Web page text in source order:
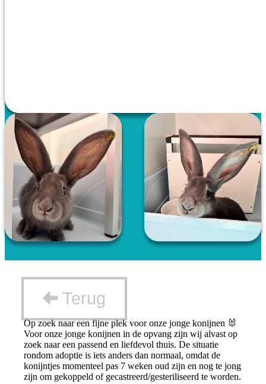
Terug
Op zoek naar een fijne plek voor onze jonge konijnen 🐰
Voor onze jonge konijnen in de opvang zijn wij alvast op
zoek naar een passend en liefdevol thuis. De situatie
rondom adoptie is iets anders dan normaal, omdat de
konijntjes momenteel pas 7 weken oud zijn en nog te jong
zijn om gekoppeld of gecastreerd/gesteriliseerd te worden.